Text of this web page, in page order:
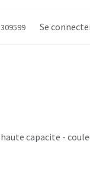
Se
capacite -